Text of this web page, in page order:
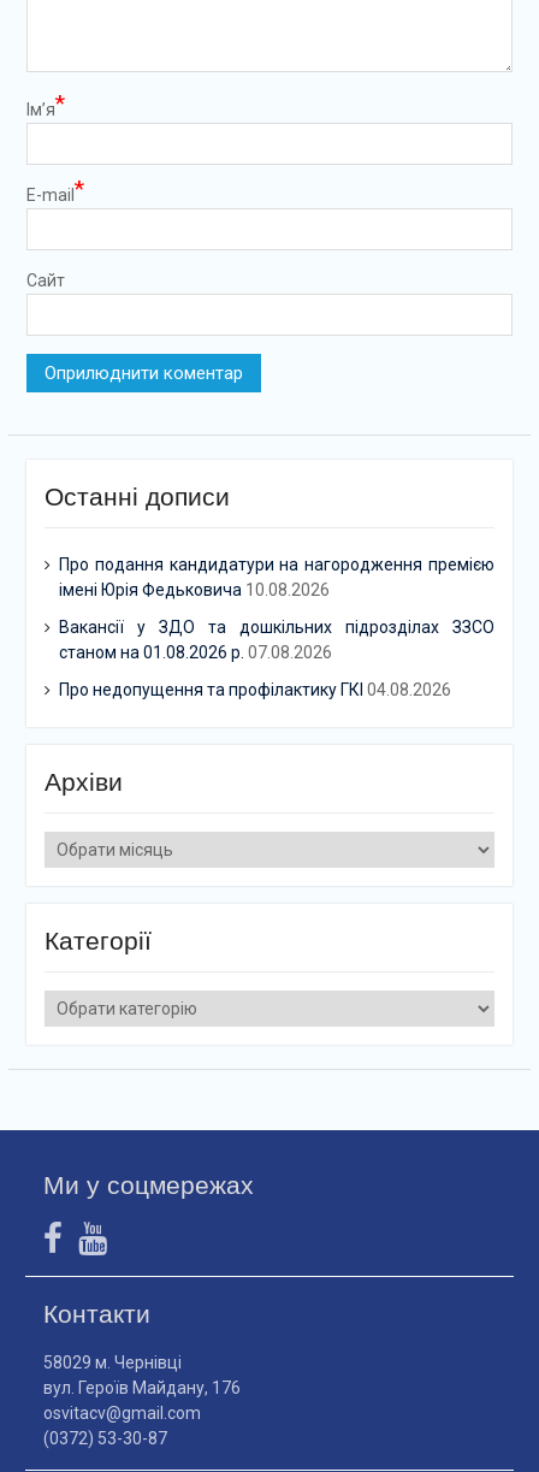
Ім’я*
E-mail *
Сайт
Останні дописи
Про подання кандидатури на нагородження премією
імені Юрія Федьковича 10.08.2026
Вакансії у ЗДО та дошкільних підрозділах ЗЗСО
станом на 01.08.2026 р. 07.08.2026
Про недопущення та профілактику ГКІ 04.08.2026
Архіви
Архіви
Категорії
Категорії
Ми у соцмережах
Контакти
58029 м. Чернівці
вул. Героїв Майдану, 176
osvitacv@gmail.com
(0372) 53-30-87